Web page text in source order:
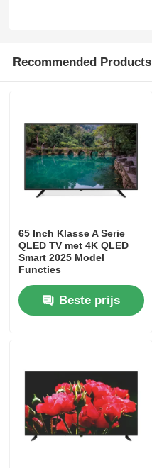
Over Ons
Kwaliteitscontrole
Nieuws
Offerte Aanvragen
hd geleide TV
4K LED-tv
Recommended Products
65 Inch Klasse A Serie
QLED TV met 4K QLED
Smart 2025 Model
Functies
Beste prijs